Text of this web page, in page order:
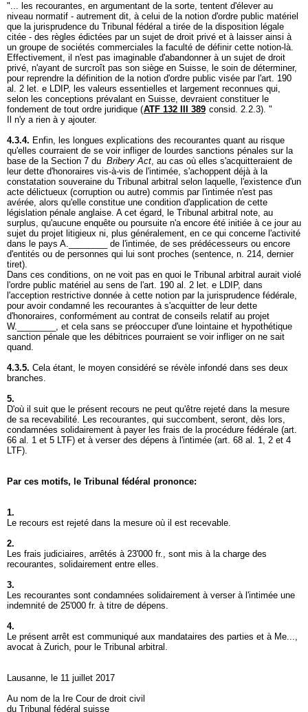
"... les recourantes, en argumentant de la sorte, tentent d'élever au
niveau normatif - autrement dit, à celui de la notion d'ordre public matériel
que la jurisprudence du Tribunal fédéral a tirée de la disposition légale
citée - des règles édictées par un sujet de droit privé et à laisser ainsi à
un groupe de sociétés commerciales la faculté de définir cette notion-là.
Effectivement, il n'est pas imaginable d'abandonner à un sujet de droit
privé, n'ayant de surcroît pas son siège en Suisse, le soin de déterminer,
pour reprendre la définition de la notion d'ordre public visée par l'art. 190
al. 2 let. e LDIP, les valeurs essentielles et largement reconnues qui,
selon les conceptions prévalant en Suisse, devraient constituer le
fondement de tout ordre juridique (ATF 132 III 389 consid. 2.2.3). "
Il n'y a rien à y ajouter.
4.3.4. Enfin, les longues explications des recourantes quant au risque
qu'elles courraient de se voir infliger de lourdes sanctions pénales sur la
base de la Section 7 du Bribery Act, au cas où elles s'acquitteraient de
leur dette d'honoraires vis-à-vis de l'intimée, s'achoppent déjà à la
constatation souveraine du Tribunal arbitral selon laquelle, l'existence d'un
acte délictueux (corruption ou autre) commis par l'intimée n'est pas
avérée, alors qu'elle constitue une condition d'application de cette
législation pénale anglaise. A cet égard, le Tribunal arbitral note, au
surplus, qu'aucune enquête ou poursuite n'a encore été initiée à ce jour au
sujet du projet litigieux ni, plus généralement, en ce qui concerne l'activité
dans le pays A.________ de l'intimée, de ses prédécesseurs ou encore
d'entités ou de personnes qui lui sont proches (sentence, n. 214, dernier
tiret).
Dans ces conditions, on ne voit pas en quoi le Tribunal arbitral aurait violé
l'ordre public matériel au sens de l'art. 190 al. 2 let. e LDIP, dans
l'acception restrictive donnée à cette notion par la jurisprudence fédérale,
pour avoir condamné les recourantes à s'acquitter de leur dette
d'honoraires, conformément au contrat de conseils relatif au projet
W.________, et cela sans se préoccuper d'une lointaine et hypothétique
sanction pénale que les débitrices pourraient se voir infliger on ne sait
quand.
4.3.5. Cela étant, le moyen considéré se révèle infondé dans ses deux
branches.
5.
D'où il suit que le présent recours ne peut qu'être rejeté dans la mesure
de sa recevabilité. Les recourantes, qui succombent, seront, dès lors,
condamnées solidairement à payer les frais de la procédure fédérale (art.
66 al. 1 et 5 LTF) et à verser des dépens à l'intimée (art. 68 al. 1, 2 et 4
LTF).
Par ces motifs, le Tribunal fédéral prononce:
1.
Le recours est rejeté dans la mesure où il est recevable.
2.
Les frais judiciaires, arrêtés à 23'000 fr., sont mis à la charge des
recourantes, solidairement entre elles.
3.
Les recourantes sont condamnées solidairement à verser à l'intimée une
indemnité de 25'000 fr. à titre de dépens.
4.
Le présent arrêt est communiqué aux mandataires des parties et à Me...,
avocat à Zurich, pour le Tribunal arbitral.
Lausanne, le 11 juillet 2017
Au nom de la Ire Cour de droit civil
du Tribunal fédéral suisse